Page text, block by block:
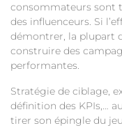
consommateurs sont
des influenceurs. Si
démontrer, la plupart
construire des
performantes.
Stratégie de ciblage,
définition des KPIs,…
tirer son épingle du